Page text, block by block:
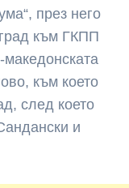
през него
към ГКПП
македонската
към което
след което
и